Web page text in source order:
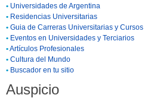
• Universidades de Argentina
• Residencias Universitarias
• Guia de Carreras Universitarias y Cursos
• Eventos en Universidades y Terciarios
•Artículos Profesionales
• Cultura del Mundo
• Buscador en tu sitio
Auspicio